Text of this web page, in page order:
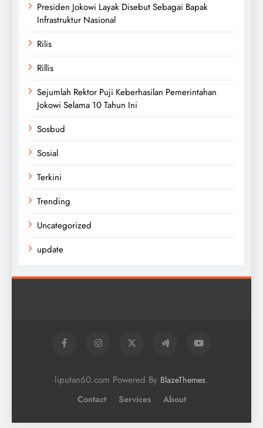
Presiden Jokowi Layak Disebut Sebagai Bapak
Infrastruktur Nasional
Rilis
Rillis
Sejumlah Rektor Puji Keberhasilan Pemerintahan
Jokowi Selama 10 Tahun Ini
Sosbud
Sosial
Terkini
Trending
Uncategorized
update
liputan60.com Powered By BlazeThemes.
Contact Services About